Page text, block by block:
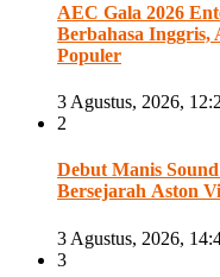
AEC Gala 2026
Berbahasa Inggris,
Populer
3 Agustus, 2026,
2
Debut Manis
Bersejarah Aston
3 Agustus, 2026,
3